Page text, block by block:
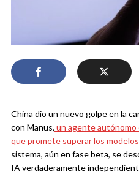
China dio un nuevo golpe en la
con Manus, un agente
que promete superar los
sistema, aún en fase beta, se
IA verdaderamente